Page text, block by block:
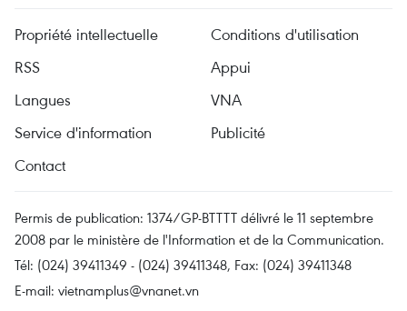
Propriété intellectuelle
Conditions d'utilisation
RSS
Appui
Langues
VNA
Service d'information
Publicité
Contact
Permis de publication: 1374/GP-BTTTT délivré le 11 septembre
2008 par le ministère de l'Information et de la Communication.
Tél: (024) 39411349 - (024) 39411348, Fax: (024) 39411348
E-mail: vietnamplus@vnanet.vn